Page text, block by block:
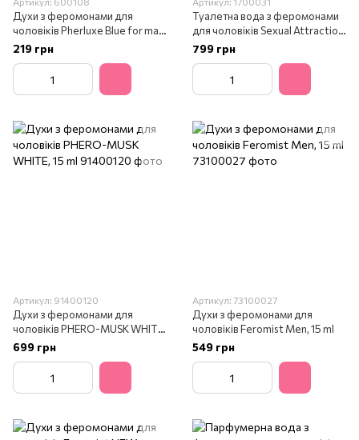
Духи з феромонами для
чоловіків Pherluxe Blue for man,
2.4 ml
219 грн
Туалетна вода з феромонами
для чоловіків Sexual Attraction
Feromony for Men, 15 ml
799 грн
Артикул: 91400120
Духи з феромонами для
чоловіків PHERO-MUSK WHITE,
15 ml
699 грн
Артикул: 73100027
Духи з феромонами для
чоловіків Feromist Men, 15 ml
549 грн